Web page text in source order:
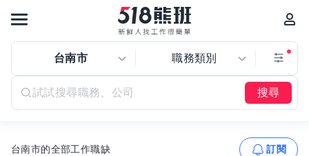
台南市 職務類別
搜尋
台南市的全部工作職缺 訂閱